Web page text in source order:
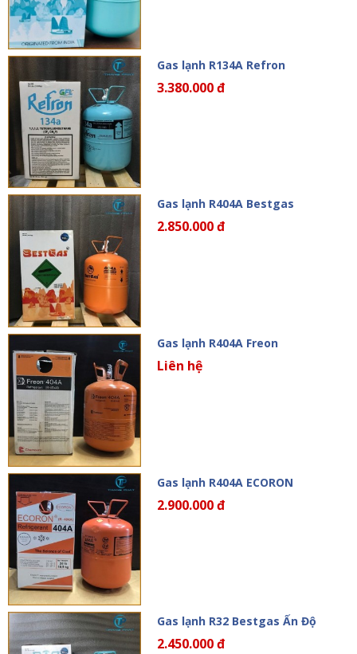
Gas lạnh R134A Refron
3.380.000 đ
Gas lạnh R404A Bestgas
2.850.000 đ
Gas lạnh R404A Freon
Liên hệ
Gas lạnh R404A ECORON
2.900.000 đ
Gas lạnh R32 Bestgas Ấn Độ
2.450.000 đ